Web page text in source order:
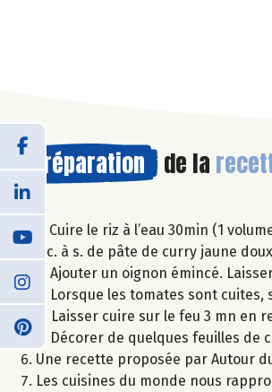
Préparation de la
1. Cuire le riz à l’eau 30min (1
3 c. à s. de pâte de curry jaune
2. Ajouter un oignon émincé.
3. Lorsque les tomates sont
4. Laisser cuire sur le feu 3 mn en
5. Décorer de quelques feuilles
Une recette proposée par Autour
Les cuisines du monde nous